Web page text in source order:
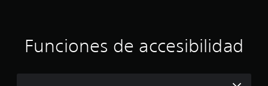
ó
Funciones de accesibilidad